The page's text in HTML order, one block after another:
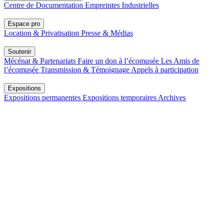
Centre de Documentation Empreintes Industrielles
Espace pro
Location & Privatisation Presse & Médias
Soutenir
Mécénat & Partenariats Faire un don à l’écomusée Les Amis de
l’écomusée Transmission & Témoignage Appels à participation
Expositions
Expositions permanentes Expositions temporaires Archives